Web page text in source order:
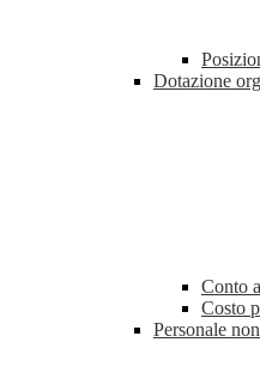
Dotazione
Conto
Costo
Personale